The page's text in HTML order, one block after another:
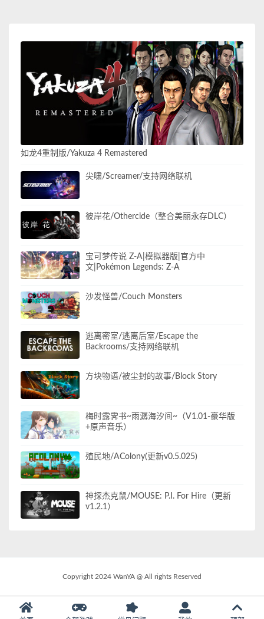
如龙4重制版/Yakuza 4 Remastered
尖啸/Screamer/支持网络联机
彼岸花/Othercide（整合美丽永存DLC）
宝可梦传说 Z-A|模拟器版|官方中
文|Pokémon Legends: Z-A
沙发怪兽/Couch Monsters
逃离密室/逃离后室/Escape the
Backrooms/支持网络联机
方块物语/被尘封的故事/Block Story
梅时露霁书~雨潺海汐间~（V1.01-豪华版
+原声音乐）
殖民地/AColony(更新v0.5.025)
神探杰克鼠/MOUSE: P.I. For Hire（更新
v1.2.1）
Copyright 2024 WanYA @ All rights Reserved